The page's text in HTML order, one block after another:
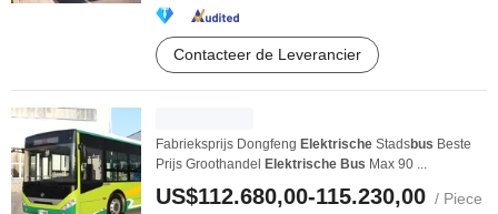
Contacteer de Leverancier
Fabrieksprijs Dongfeng Elektrische Stadsbus Beste
Prijs Groothandel
Elektrische Bus Max 90 ...
US$112.680,00-115.230,00 / Piece